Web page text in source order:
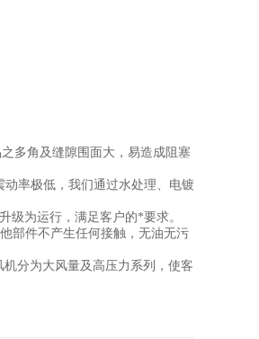
多角及缝隙围面大，易造成阻塞
率极低，我们通过水处理、电镀
为运行，满足客户的*要求。
部件不产生任何接触，无油无污
分为大风量及高压力系列，使客